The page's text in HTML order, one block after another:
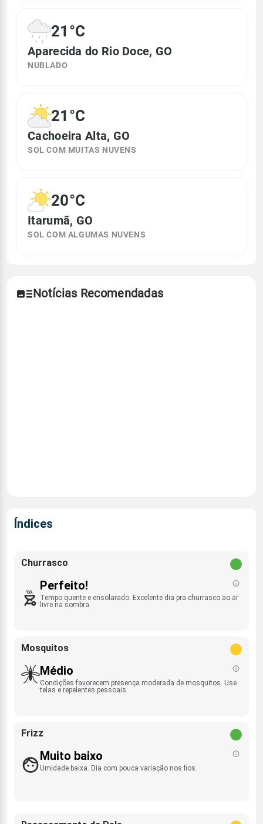
21°C
Aparecida do Rio Doce, GO
NUBLADO
21°C
Cachoeira Alta, GO
SOL COM MUITAS NUVENS
20°C
Itarumã, GO
SOL COM ALGUMAS NUVENS
Notícias Recomendadas
Índices
Churrasco
Perfeito!
Tempo quente e ensolarado. Excelente dia pra churrasco ao ar
livre na sombra.
Mosquitos
Médio
Condições favorecem presença moderada de mosquitos. Use
telas e repelentes pessoais.
Frizz
Muito baixo
Umidade baixa. Dia com pouca variação nos fios.